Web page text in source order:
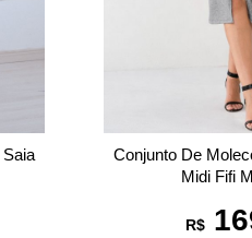
Conjunto De
Midi Fifi
R$